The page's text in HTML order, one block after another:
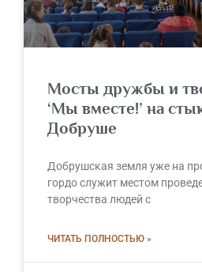
Мосты дружбы и
‘Мы вместе!’ на
Добруше
Добрушская земля уже на
гордо служит местом
творчества людей с
ЧИТАТЬ ПОЛНОСТЬЮ »